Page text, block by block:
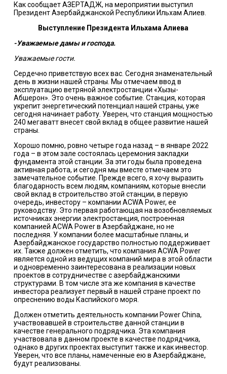
Как сообщает АЗЕРТАДЖ, на мероприятии выступил
Президент Азербайджанской Республики Ильхам Алиев.
Выступление Президента Ильхама Алиева
-Уважаемые дамы и господа.
Уважаемые гости.
Сердечно приветствую всех вас. Сегодня знаменательный
день в жизни нашей страны. Мы отмечаем ввод в
эксплуатацию ветряной электростанции «Хызы-
Абшерон». Это очень важное событие. Станция, которая
укрепит энергетический потенциал нашей страны, уже
сегодня начинает работу. Уверен, что станция мощностью
240 мегаватт внесет свой вклад в общее развитие нашей
страны.
Хорошо помню, ровно четыре года назад – в январе 2022
года – в этом зале состоялась церемония закладки
фундамента этой станции. За эти годы была проведена
активная работа, и сегодня мы вместе отмечаем это
замечательное событие. Прежде всего, я хочу выразить
благодарность всем людям, компаниям, которые внесли
свой вклад в строительство этой станции, в первую
очередь, инвестору – компании ACWA Power, ее
руководству. Это первая работающая на возобновляемых
источниках энергии электростанция, построенная
компанией ACWA Power в Азербайджане, но не
последняя. У компании более масштабные планы, и
Азербайджанское государство полностью поддерживает
их. Также должен отметить, что компания ACWA Power
является одной из ведущих компаний мира в этой области
и одновременно заинтересована в реализации новых
проектов в сотрудничестве с азербайджанскими
структурами. В том числе эта же компания в качестве
инвестора реализует первый в нашей стране проект по
опреснению воды Каспийского моря.
Должен отметить деятельность компании Power China,
участвовавшей в строительстве данной станции в
качестве генерального подрядчика. Эта компания
участвовала в данном проекте в качестве подрядчика,
однако в других проектах выступит также и как инвестор.
Уверен, что все планы, намеченные ею в Азербайджане,
будут реализованы.